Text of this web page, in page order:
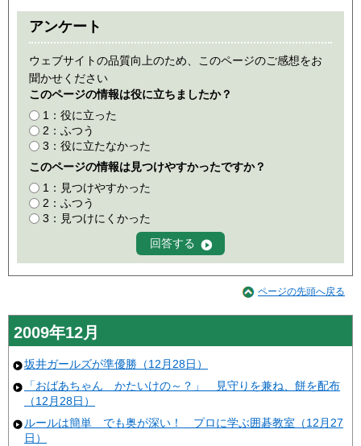
アンケート
ウェブサイトの品質向上のため、このページのご感想をお
聞かせください
このページの情報は役に立ちましたか？
1：役に立った
2：ふつう
3：役に立たなかった
このページの情報は見つけやすかったですか？
1：見つけやすかった
2：ふつう
3：見つけにくかった
ページの先頭へ戻る
2009年12月
坂井ガールズが準優勝（12月28日）
「おばあちゃん かたいけの～？」 見守りを兼ね、餅を配布
（12月28日）
ルールは簡単 でも奥が深い！ プロに学ぶ囲碁教室（12月27
日）